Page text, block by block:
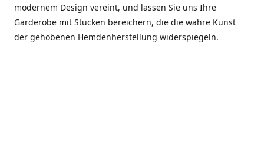
modernem Design vereint, und lassen Sie uns Ihre
Garderobe mit Stücken bereichern, die die wahre Kunst
der gehobenen Hemdenherstellung widerspiegeln.